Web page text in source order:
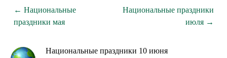
← Национальные
праздники мая
Национальные праздники
июля →
Национальные праздники 10 июня